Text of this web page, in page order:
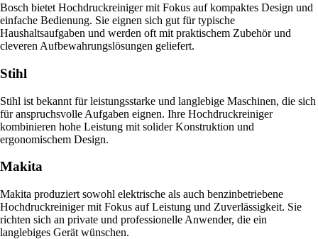
Bosch bietet Hochdruckreiniger mit Fokus auf kompaktes Design und
einfache Bedienung. Sie eignen sich gut für typische
Haushaltsaufgaben und werden oft mit praktischem Zubehör und
cleveren Aufbewahrungslösungen geliefert.
Stihl
Stihl ist bekannt für leistungsstarke und langlebige Maschinen, die sich
für anspruchsvolle Aufgaben eignen. Ihre Hochdruckreiniger
kombinieren hohe Leistung mit solider Konstruktion und
ergonomischem Design.
Makita
Makita produziert sowohl elektrische als auch benzinbetriebene
Hochdruckreiniger mit Fokus auf Leistung und Zuverlässigkeit. Sie
richten sich an private und professionelle Anwender, die ein
langlebiges Gerät wünschen.